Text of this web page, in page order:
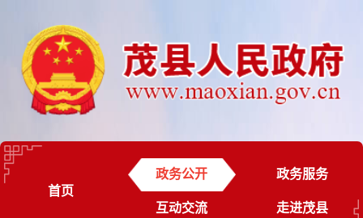
首页
政务公开 政务服务
互动交流 走进茂县